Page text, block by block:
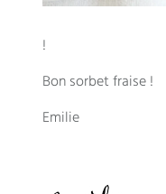
!
Bon sorbet fraise !
Emilie